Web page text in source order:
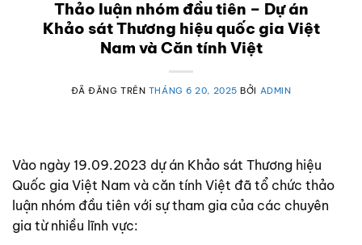
Thảo luận nhóm đầu tiên – Dự án
Khảo sát Thương hiệu quốc gia Việt
Nam và Căn tính Việt
ĐÃ ĐĂNG TRÊN THÁNG 6 20, 2025 BỞI ADMIN
Vào ngày 19.09.2023 dự án Khảo sát Thương hiệu
Quốc gia Việt Nam và căn tính Việt đã tổ chức thảo
luận nhóm đầu tiên với sự tham gia của các chuyên
gia từ nhiều lĩnh vực: